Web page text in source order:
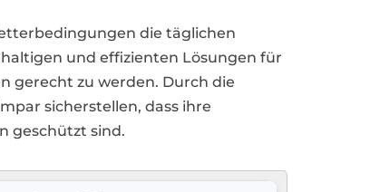
die täglichen
und effizienten Lösungen für
gerecht zu werden. Durch die
sicherstellen, dass ihre
geschützt sind.